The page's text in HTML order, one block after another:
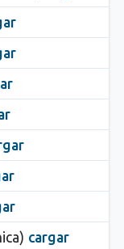
cargar